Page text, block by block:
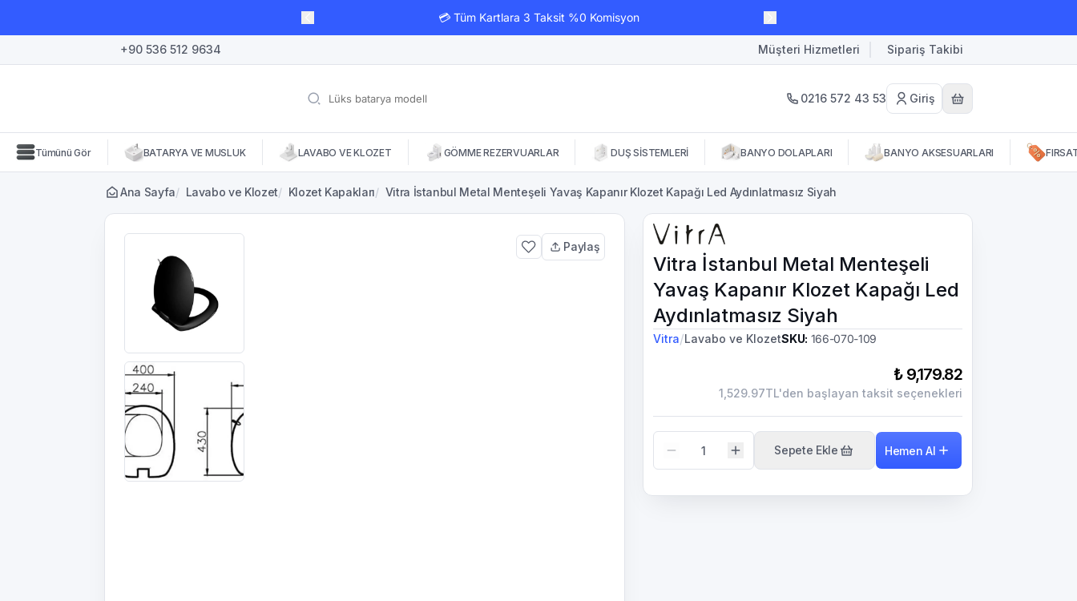
💳 Tüm Kartlara 3 Taksit %0 Komisyon
+90 536 512 9634 Müşteri Hizmetleri Sipariş Takibi
0216 572 43 53 Giriş
Tümünü Gör BATARYA VE MUSLUK LAVABO VE KLOZET GÖMME REZERVUARLAR DUŞ SİSTEMLERİ BANYO DOLAPLARI BANYO AKSESUARLARI
Ana Sayfa/ Lavabo ve Klozet/ Klozet Kapakları/ Vitra İstanbul Metal Menteşeli Yavaş Kapanır Klozet Kapağı Led Aydınlatmasız Siyah
Paylaş
Vitra İstanbul Metal Menteşeli
Yavaş Kapanır Klozet Kapağı Led
Aydınlatmasız Siyah
Vitra/Lavabo ve KlozetSKU: 166-070-109
₺ 9,179.82
1,529.97TL'den başlayan taksit seçenekleri
Sepete Ekle Hemen Al